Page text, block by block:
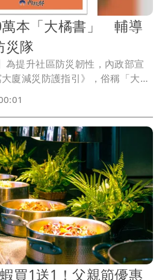
萬本「大橘書」 輔導
災隊
為提升社區防災韌性，內政部宣
廈減災防護指引》，俗稱「大橘
，將優先寄送至全台約7萬個公寓
司及保全業者，並輔導社區成
害發生時強化居民自助、互助能
買1送1！父親節優惠